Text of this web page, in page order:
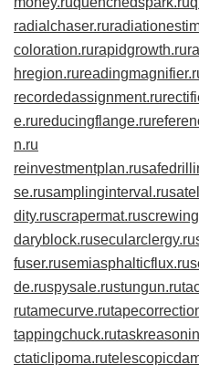
radialchaser.ru
coloration.rurapidgrowth.ru
hregion.ru
recordedassignment.ru
e.rureducingflange.ru
n.ru
reinvestmentplan.ru
se.rusamplinginterval.ru
dity.ruscrapermat.ru
daryblock.rusecularclergy.ru
fuser.rusemiasphalticflux.ru
de.ruspysale.rustungun.ru
rutamecurve.ru
tappingchuck.ru
ctaticlipoma.ru